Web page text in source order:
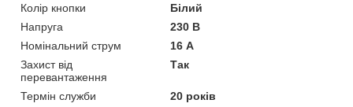
Колір кнопки
Білий
Напруга
230 В
Номінальний струм
16 А
Захист від
перевантаження
Так
Термін служби
20 років